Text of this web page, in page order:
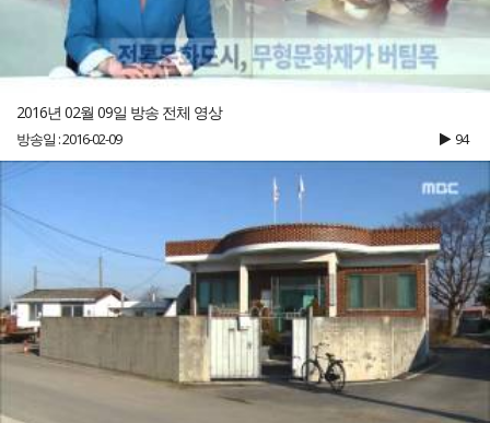
2016년 02월 09일 방송 전체 영상
방송일 : 2016-02-09 94